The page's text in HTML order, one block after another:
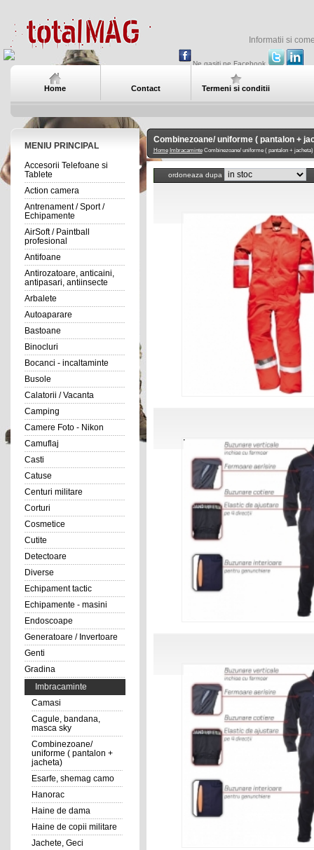
Informatii si
Ne gasiti pe Facebook
Home Contact Termeni si conditii
MENIU PRINCIPAL
Accesorii Telefoane si
Tablete
Action camera
Antrenament / Sport /
Echipamente
AirSoft / Paintball
profesional
Antifoane
Antirozatoare, anticaini,
antipasari, antiinsecte
Arbalete
Autoaparare
Bastoane
Binocluri
Bocanci - incaltaminte
Busole
Calatorii / Vacanta
Camping
Camere Foto - Nikon
Camuflaj
Casti
Catuse
Centuri militare
Corturi
Cosmetice
Cutite
Detectoare
Diverse
Echipament tactic
Echipamente - masini
Endoscoape
Generatoare / Invertoare
Genti
Gradina
Imbracaminte
Camasi
Cagule, bandana,
masca sky
Combinezoane/
uniforme ( pantalon +
jacheta)
Esarfe, shemag camo
Hanorac
Haine de dama
Haine de copii militare
Jachete, Geci
Combinezoane/ uniforme ( pantalon +
Home ImbracaminteCombinezoane/ uniforme ( pantalon + jacheta)
ordoneaza dupa